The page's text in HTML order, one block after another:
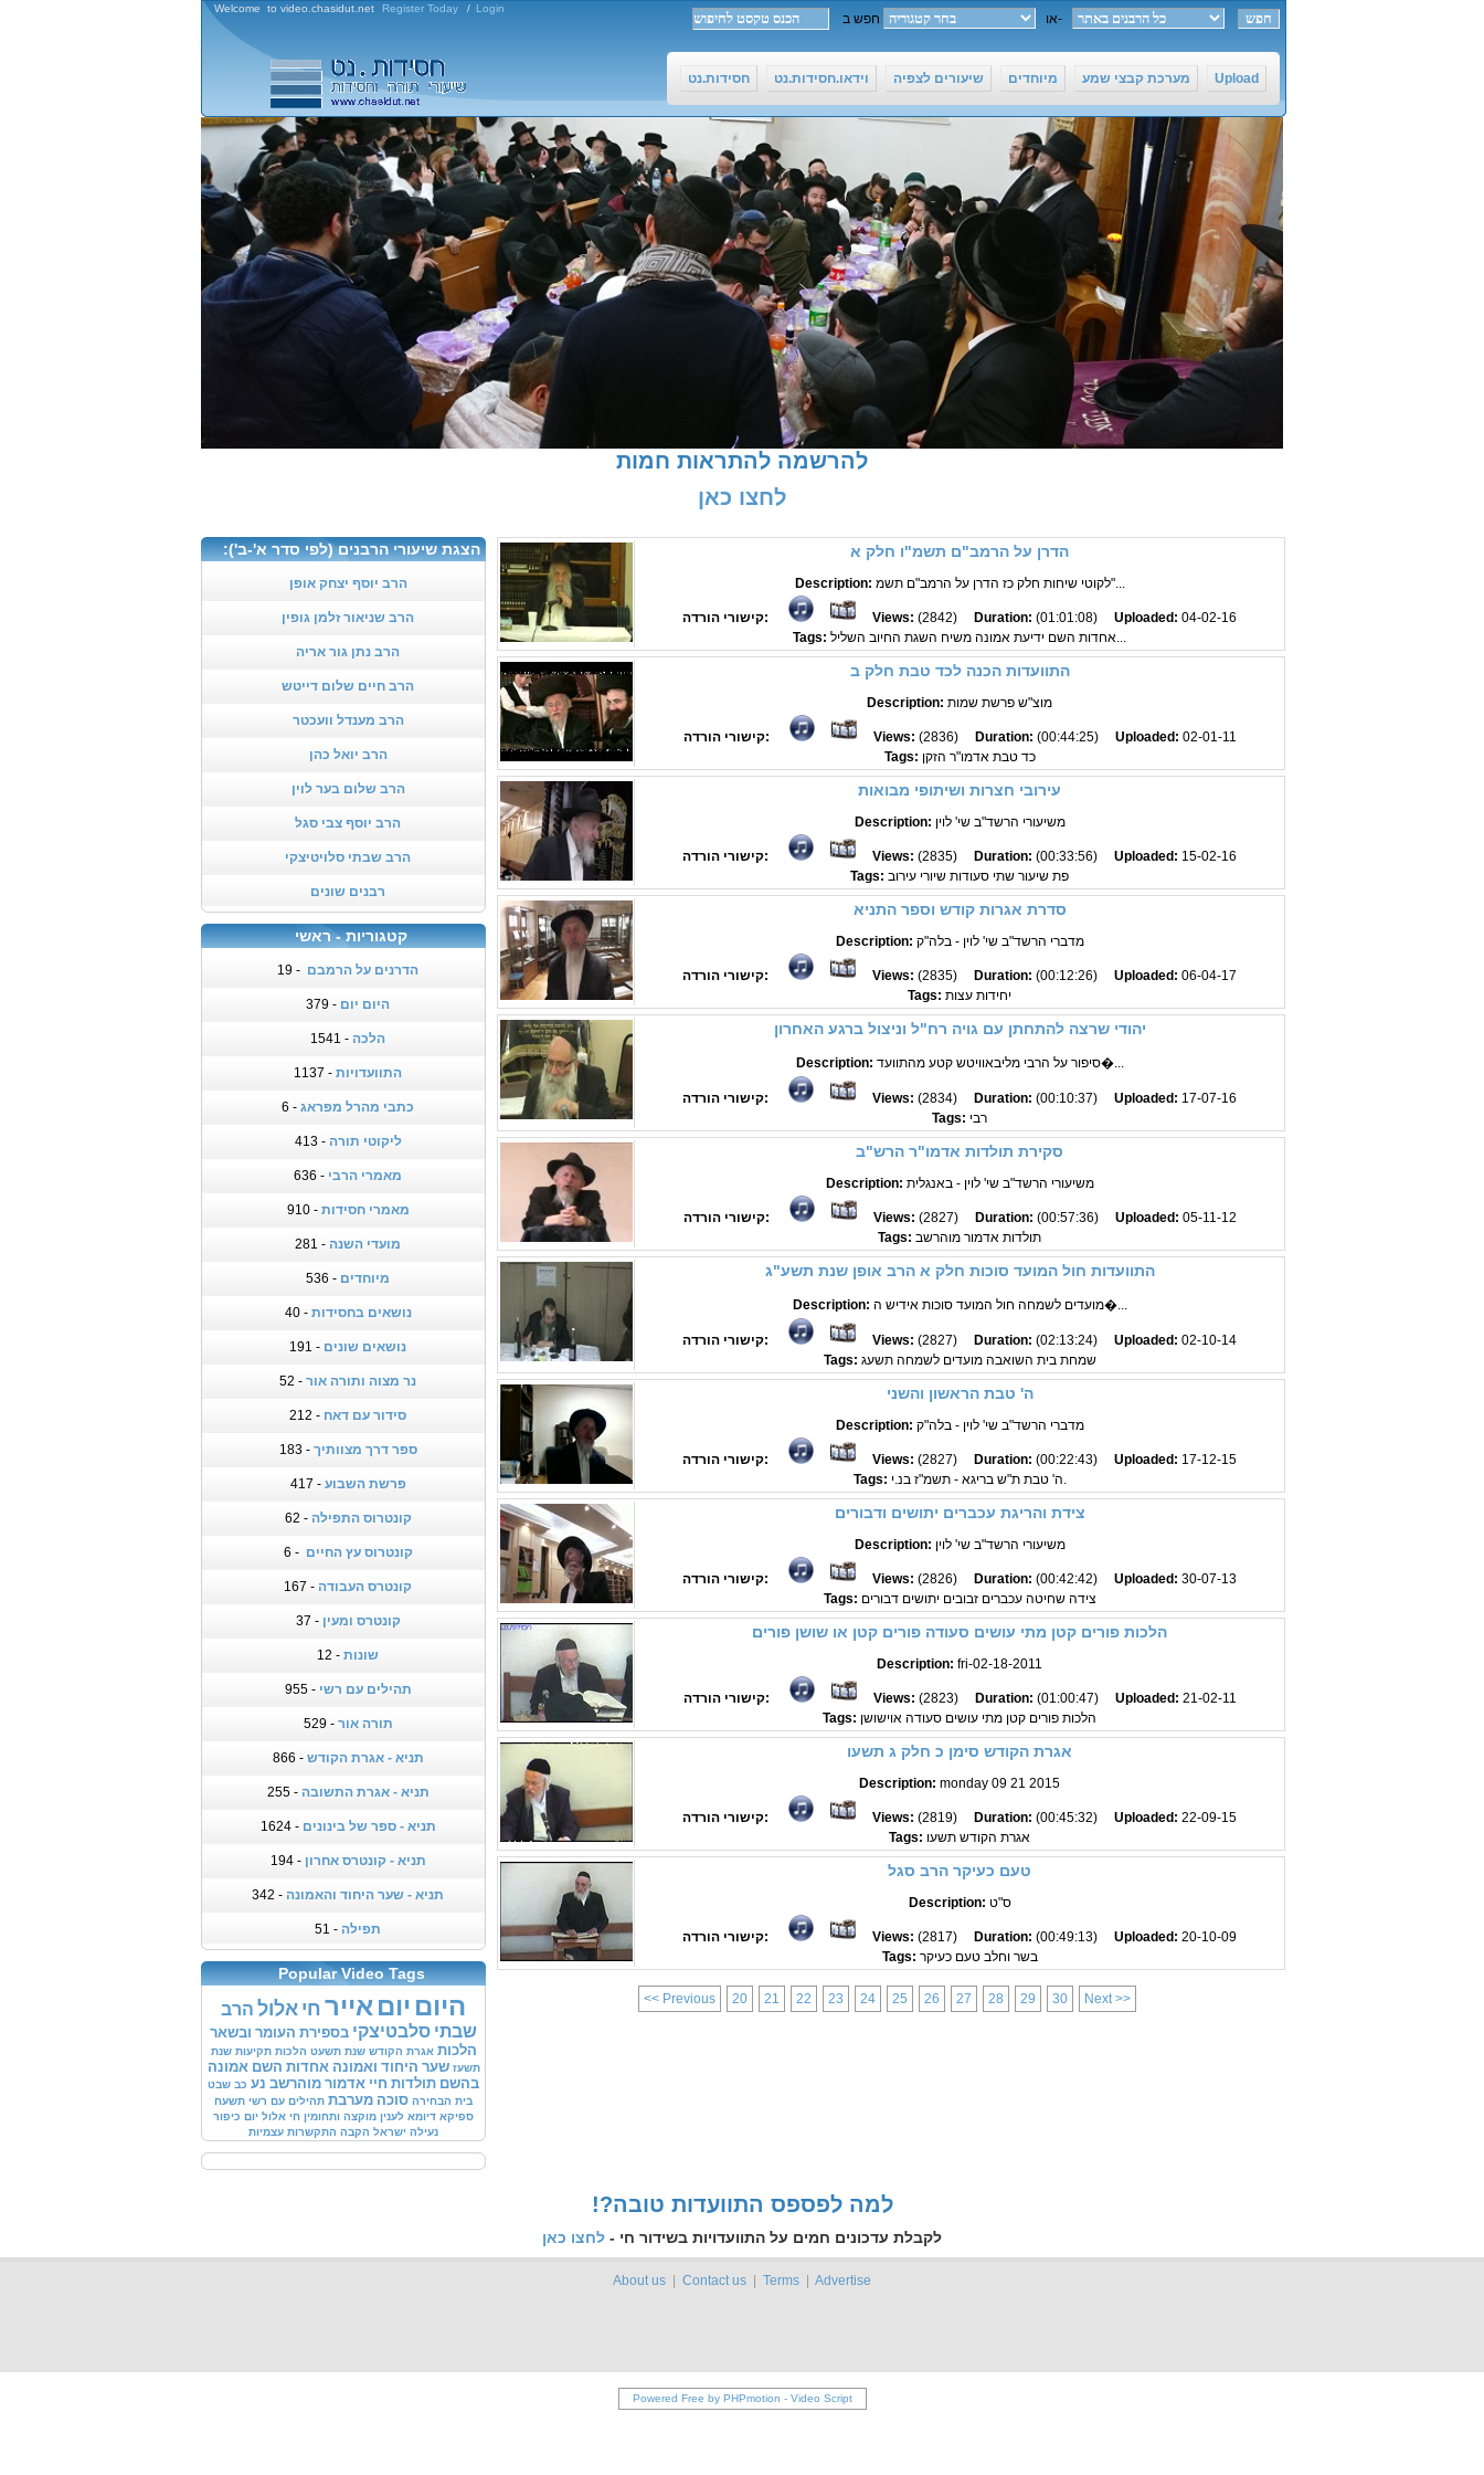
Welcome to video.chasidut.net Register Today / Login
אוחפש ב-
חסידות.נט וידאו.חסידות.נט שיעורים לצפיה מיוחדים מערכת קבצי שמע Upload
להרשמה להתראות חמות
לחצו כאן
הצגת שיעורי הרבנים (לפי סדר א'-ב'):
הרב יוסף יצחק אופן
הרב שניאור זלמן גופין
הרב נתן גור אריה
הרב חיים שלום דייטש
הרב מענדל וועכטר
הרב יואל כהן
הרב שלום בער לוין
הרב יוסף צבי סגל
הרב שבתי סלויטיצקי
רבנים שונים
קטגוריות - ראשי
הדרנים על הרמבם - 19
היום יום - 379
הלכה - 1541
התוועדויות - 1137
כתבי מהרל מפראג - 6
ליקוטי תורה - 413
מאמרי הרבי - 636
מאמרי חסידות - 910
מועדי השנה - 281
מיוחדים - 536
נושאים בחסידות - 40
נושאים שונים - 191
נר מצוה ותורה אור - 52
סידור עם דאח - 212
ספר דרך מצוותיך - 183
פרשת השבוע - 417
קונטרוס התפילה - 62
קונטרוס עץ החיים - 6
קונטרס העבודה - 167
קונטרס ומעין - 37
שונות - 12
תהילים עם רשי - 955
תורה אור - 529
תניא - אגרת הקודש - 866
תניא - אגרת התשובה - 255
תניא - ספר של בינונים - 1624
תניא - קונטרס אחרון - 194
תניא - שער היחוד והאמונה - 342
תפילה - 51
Popular Video Tags
היום יוםאייר חי אלול הרב
שבתי סלבטיצקי בספירת העומר ובשאר
הלכות אגרת הקודש שנת תשעט הלכות תקיעות שנת
תשעז שער היחוד ואמונה אחדות השם אמונה
בהשם תולדות חיי אדמור מוהרשב נע כב שבט
בית הבחירה סוכה מערבת תהילים עם רשי תשעח
ספיקא דיומא לענין מוקצה ותחומין חי אלול יום כיפור
נעילה ישראל הקבה התקשרות עצמיות
הדרן על הרמב"ם תשמ"ו חלק א
Description: לקוטי שיחות חלק כז הדרן על הרמב"ם תשמ"...
קישורי הורדה: Views: (2842) Duration: (01:01:08) Uploaded: 04-02-16
Tags:
אחדות השם ידיעת אמונה משיח השגת החיוב השליל...
התוועדות הכנה לכד טבת חלק ב
Description: מוצ"ש פרשת שמות
קישורי הורדה: Views: (2836) Duration: (00:44:25) Uploaded: 02-01-11
Tags: כד טבת אדמו"ר הזקן
עירובי חצרות ושיתופי מבואות
Description: משיעורי הרשד"ב שי' לוין
קישורי הורדה: Views: (2835) Duration: (00:33:56) Uploaded: 15-02-16
Tags: פת שיעור שתי סעודות שיורי עירוב
סדרת אגרות קודש וספר התניא
Description: מדברי הרשד"ב שי' לוין - בלה"ק
קישורי הורדה: Views: (2835) Duration: (00:12:26) Uploaded: 06-04-17
Tags: יחידות עצות
יהודי שרצה להתחתן עם גויה רח"ל וניצול ברגע האחרון
Description: סיפור על הרבי מליבאוויטש קטע מהתוועד�...
קישורי הורדה: Views: (2834) Duration: (00:10:37) Uploaded: 17-07-16
Tags: רבי
סקירת תולדות אדמו"ר הרש"ב
Description: משיעורי הרשד"ב שי' לוין - באנגלית
קישורי הורדה: Views: (2827) Duration: (00:57:36) Uploaded: 05-11-12
Tags: תולדות אדמור מוהרשב
התוועדות חול המועד סוכות חלק א הרב אופן שנת תשע"ג
Description: מועדים לשמחה חול המועד סוכות אידיש ה�...
קישורי הורדה: Views: (2827) Duration: (02:13:24) Uploaded: 02-10-14
Tags: שמחת בית השואבה מועדים לשמחה תשעג
ה' טבת הראשון והשני
Description: מדברי הרשד"ב שי' לוין - בלה"ק
קישורי הורדה: Views: (2827) Duration: (00:22:43) Uploaded: 17-12-15
Tags:
ה' טבת ת"ש בריגא - תשמ"ז בנ.י.
צידת והריגת עכברים יתושים ודבורים
Description: משיעורי הרשד"ב שי' לוין
קישורי הורדה: Views: (2826) Duration: (00:42:42) Uploaded: 30-07-13
Tags: צידה שחיטה עכברים זבובים יתושים דבורים
הלכות פורים קטן מתי עושים סעודה פורים קטן או שושן פורים
Description: fri-02-18-2011
קישורי הורדה: Views: (2823) Duration: (01:00:47) Uploaded: 21-02-11
Tags: הלכות פורים קטן מתי עושים סעודה אוישושן
אגרת הקודש סימן כ חלק ג תשעו
Description: monday 09 21 2015
קישורי הורדה: Views: (2819) Duration: (00:45:32) Uploaded: 22-09-15
Tags: אגרת הקודש תשעו
טעם כעיקר הרב סגל
Description: ס"ט
קישורי הורדה: Views: (2817) Duration: (00:49:13) Uploaded: 20-10-09
Tags: בשר וחלב טעם כעיקר
<< Previous 20 21 22 23 24 25 26 27 28 29 30 Next >>
!?למה לפספס התוועדות טובה
לקבלת עדכונים חמים על התוועדויות בשידור חי - לחצו כאן
About us Contact us Terms Advertise
Powered Free by PHPmotion - Video Script